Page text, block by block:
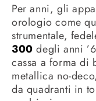
Per anni, gli
orologio come
strumentale,
300 degli anni
cassa a forma di
metallica no-
da quadranti in